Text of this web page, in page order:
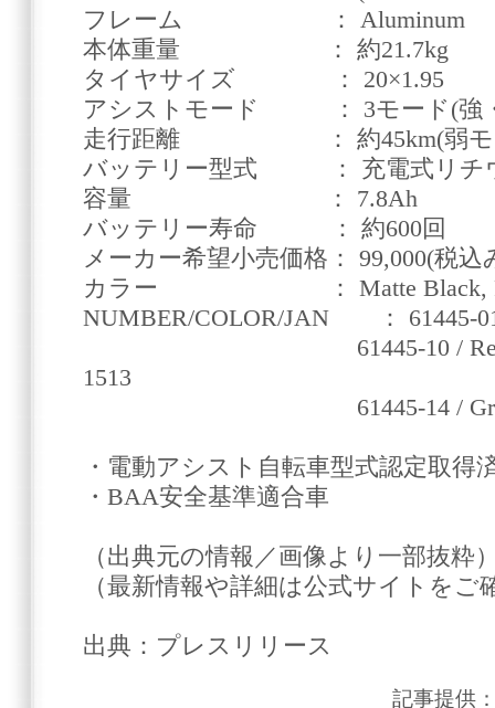
フレーム ： Aluminum
本体重量 ： 約21.7kg
タイヤサイズ ： 20×1.95
アシストモード ： 3モード(強
走行距離 ： 約45km(弱モ
バッテリー型式 ： 充電式リチ
容量 ： 7.8Ah
バッテリー寿命 ： 約600回
メーカー希望小売価格： 99,000(税込
カラー ： Matte Black,
NUMBER/COLOR/JAN ： 61445-01
61445-10 / Renault
1513
61445-14 / Greige /
・電動アシスト自転車型式認定取得
・BAA安全基準適合車
（出典元の情報／画像より一部抜粋
（最新情報や詳細は公式サイトをご
出典：プレスリリース
記事提供